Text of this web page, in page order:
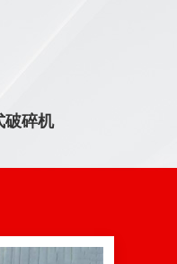
破碎机